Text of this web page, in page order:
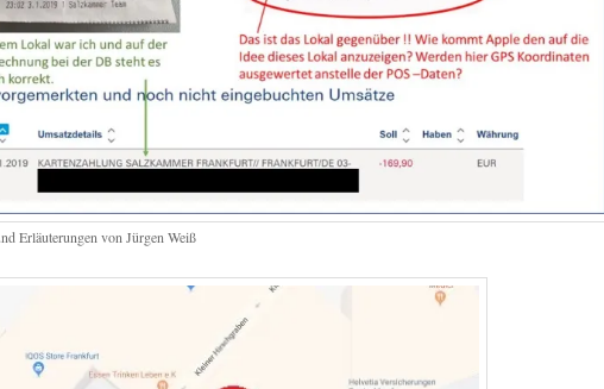
Erläuterungen von Jürgen Weiß